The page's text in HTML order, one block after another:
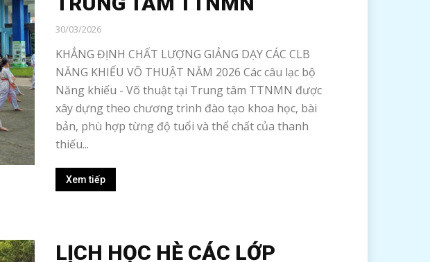
30/03/2026
KHẲNG ĐỊNH CHẤT LƯỢNG GIẢNG DẠY CÁC CLB
NĂNG KHIẾU VÕ THUẬT NĂM 2026 Các câu lạc bộ
Năng khiếu - Võ thuật tại Trung tâm TTNMN được
xây dựng theo chương trình đào tạo khoa học, bài
bản, phù hợp từng độ tuổi và thể chất của thanh
thiếu...
Xem tiếp
LỊCH HỌC HÈ CÁC LỚP